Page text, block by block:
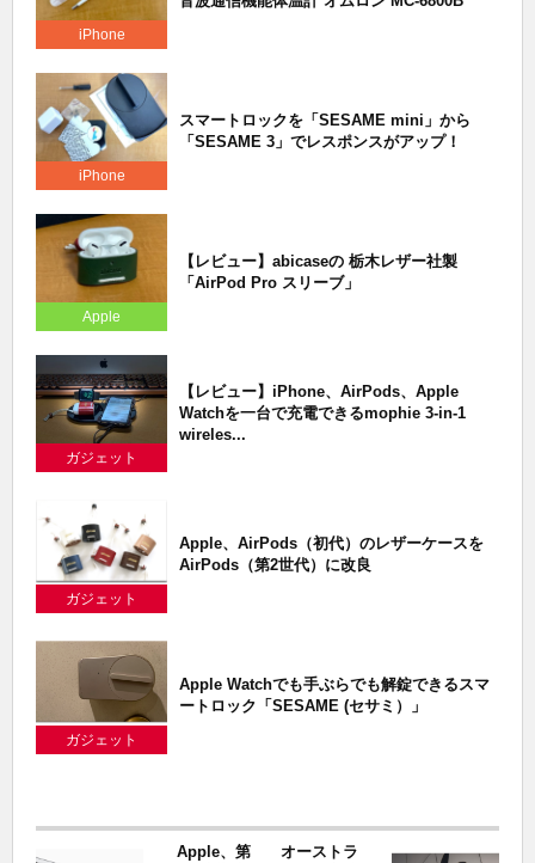
iPhone
iPhone
スマートロックを「SESAME mini」から
「SESAME 3」でレスポンスがアップ！
Apple
【レビュー】abicaseの 栃木レザー社製
「AirPod Pro スリーブ」
ガジェット
【レビュー】iPhone、AirPods、Apple
Watchを一台で充電できるmophie 3-in-1
wireles...
ガジェット
Apple、AirPods（初代）のレザーケースを
AirPods（第2世代）に改良
ガジェット
Apple Watchでも手ぶらでも解錠できるスマ
ートロック「SESAME (セサミ）」
Apple、第
オーストラ